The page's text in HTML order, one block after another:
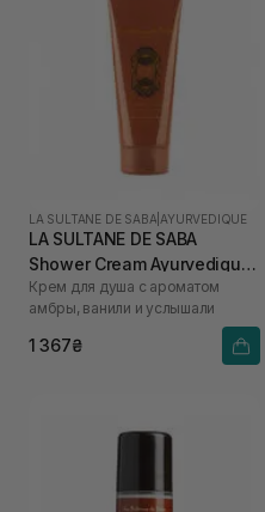
LA SULTANE DE SABA AYURVEDIQUE
LA SULTANE DE SABA
Shower Cream Ayurvedique
200 мл
Крем для душа с ароматом
амбры, ванили и услышали
1 367₴